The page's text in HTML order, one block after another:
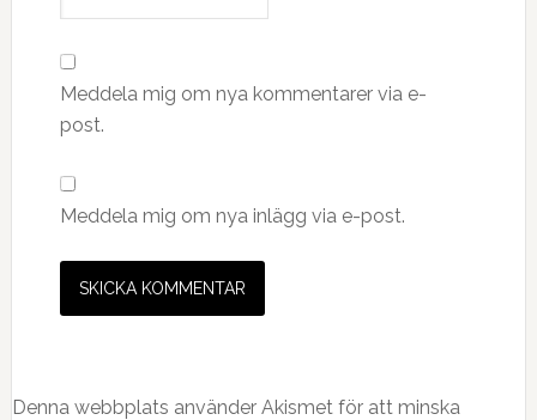
Meddela mig om nya kommentarer via e-
post.
Meddela mig om nya inlägg via e-post.
Denna webbplats använder Akismet för att minska